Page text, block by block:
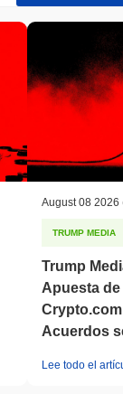
August 08 2026
TRUMP MEDIA
Trump
Apuesta
Acuerdos
Lee todo el